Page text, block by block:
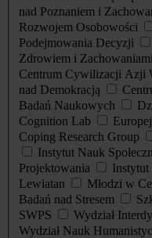
nad Poznaniem i
Rozwojem Osobowości
Podejmowania Decyzji
Zdrowiem i
Centrum Cywilizacji Azji
nad Demokracją
Badań Naukowych
Cognition Lab
Coping Research Group
Instytut Nauk
Projektowania
Instytut
Lewiatan
Młodzi w
Badań nad Stresem
SWPS
Wydział
Wydział Nauk